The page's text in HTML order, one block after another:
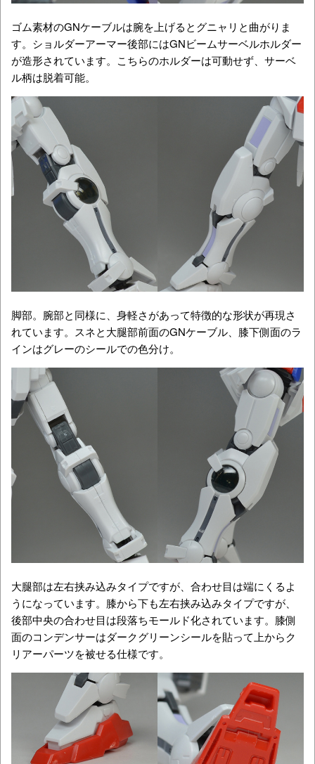
ゴム素材のGNケーブルは腕を上げるとグニャリと曲がりま
す。ショルダーアーマー後部にはGNビームサーベルホルダー
が造形されています。こちらのホルダーは可動せず、サーベ
ル柄は脱着可能。
脚部。腕部と同様に、身軽さがあって特徴的な形状が再現さ
れています。スネと大腿部前面のGNケーブル、膝下側面のラ
インはグレーのシールでの色分け。
大腿部は左右挟み込みタイプですが、合わせ目は端にくるよ
うになっています。膝から下も左右挟み込みタイプですが、
後部中央の合わせ目は段落ちモールド化されています。膝側
面のコンデンサーはダークグリーンシールを貼って上からク
リアーパーツを被せる仕様です。